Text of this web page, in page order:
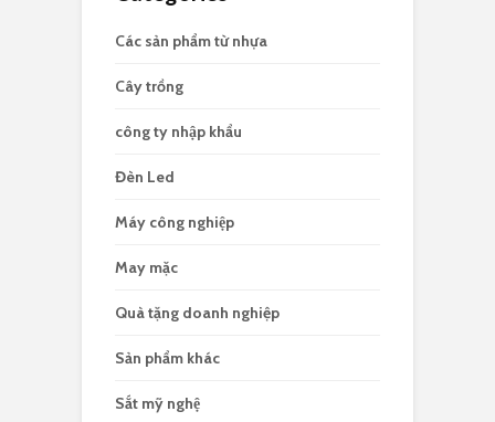
Các sản phẩm từ nhựa
Cây trồng
công ty nhập khẩu
Đèn Led
Máy công nghiệp
May mặc
Quà tặng doanh nghiệp
Sản phẩm khác
Sắt mỹ nghệ